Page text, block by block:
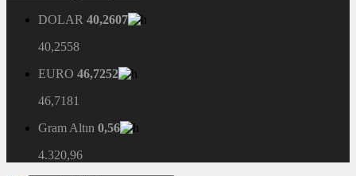
DOLAR 40,2607
40,2558
EURO 46,7252
46,7181
Gram Altın 0,56
4.320,96